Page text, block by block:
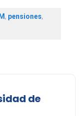
, pensiones,
de